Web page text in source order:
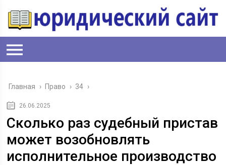
Главная › Право › 34 ›
26.06.2025
Сколько раз судебный пристав
может возобновлять
исполнительное производство